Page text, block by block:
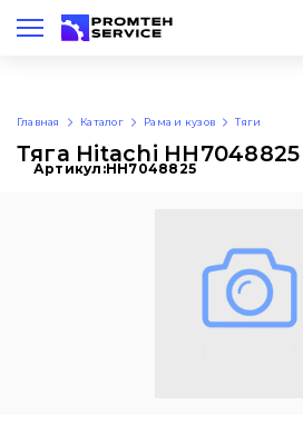
Рус
Главная Каталог Рама и кузов Тяги
Тяга Hitachi HH7048825
Артикул:HH7048825